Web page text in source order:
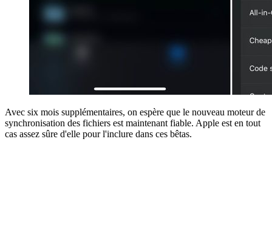
Avec six mois supplémentaires, on espère que le nouveau moteur de
synchronisation des fichiers est maintenant fiable. Apple est en tout
cas assez sûre d'elle pour l'inclure dans ces bêtas.